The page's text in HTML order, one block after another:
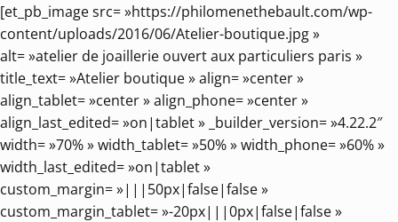
[et_pb_image src= »https://philomenethebault.com/wp-
content/uploads/2016/06/Atelier-boutique.jpg »
alt= »atelier de joaillerie ouvert aux particuliers paris »
title_text= »Atelier boutique » align= »center »
align_tablet= »center » align_phone= »center »
align_last_edited= »on|tablet » _builder_version= »4.22.2″
width= »70% » width_tablet= »50% » width_phone= »60% »
width_last_edited= »on|tablet »
custom_margin= »|||50px|false|false »
custom_margin_tablet= »-20px|||0px|false|false »